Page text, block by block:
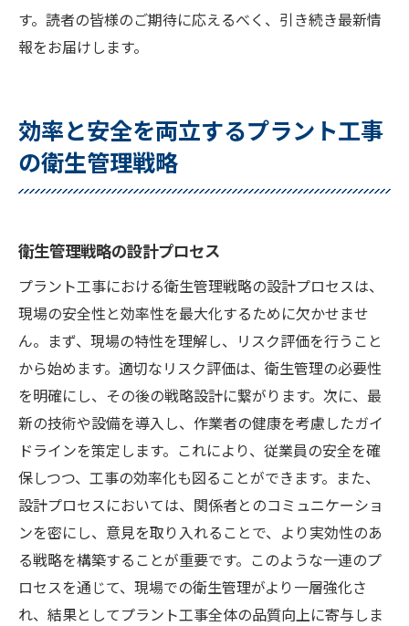
す。読者の皆様のご期待に応えるべく、引き続き最新情
報をお届けします。
効率と安全を両立するプラント工事
の衛生管理戦略
衛生管理戦略の設計プロセス
プラント工事における衛生管理戦略の設計プロセスは、
現場の安全性と効率性を最大化するために欠かせませ
ん。まず、現場の特性を理解し、リスク評価を行うこと
から始めます。適切なリスク評価は、衛生管理の必要性
を明確にし、その後の戦略設計に繋がります。次に、最
新の技術や設備を導入し、作業者の健康を考慮したガイ
ドラインを策定します。これにより、従業員の安全を確
保しつつ、工事の効率化も図ることができます。また、
設計プロセスにおいては、関係者とのコミュニケーショ
ンを密にし、意見を取り入れることで、より実効性のあ
る戦略を構築することが重要です。このような一連のプ
ロセスを通じて、現場での衛生管理がより一層強化さ
れ、結果としてプラント工事全体の品質向上に寄与しま